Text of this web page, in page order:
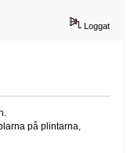
Loggat
på plintarna,